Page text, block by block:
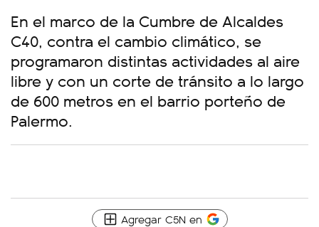
En el marco de la Cumbre de Alcaldes
C40, contra el cambio climático, se
programaron distintas actividades al aire
libre y con un corte de tránsito a lo largo
de 600 metros en el barrio porteño de
Palermo.
Agregar C5N en